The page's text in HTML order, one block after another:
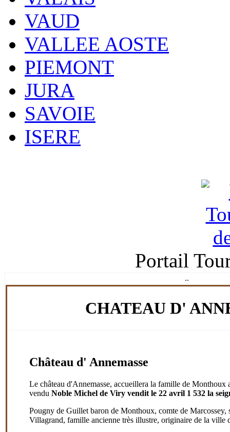
VAUD
VALLEE AOSTE
PIEMONT
JURA
SAVOIE
ISERE
Portail
..
CHATEAU D'
Château d' Annemasse
Le château d'Annemasse, accueillera la famille de
vendu Noble Michel de Viry vendit le 22 avril 1 532 la
Pougny de Guillet baron de Monthoux, comte de
Villagrand, famille ancienne très illustre, originaire de la ville